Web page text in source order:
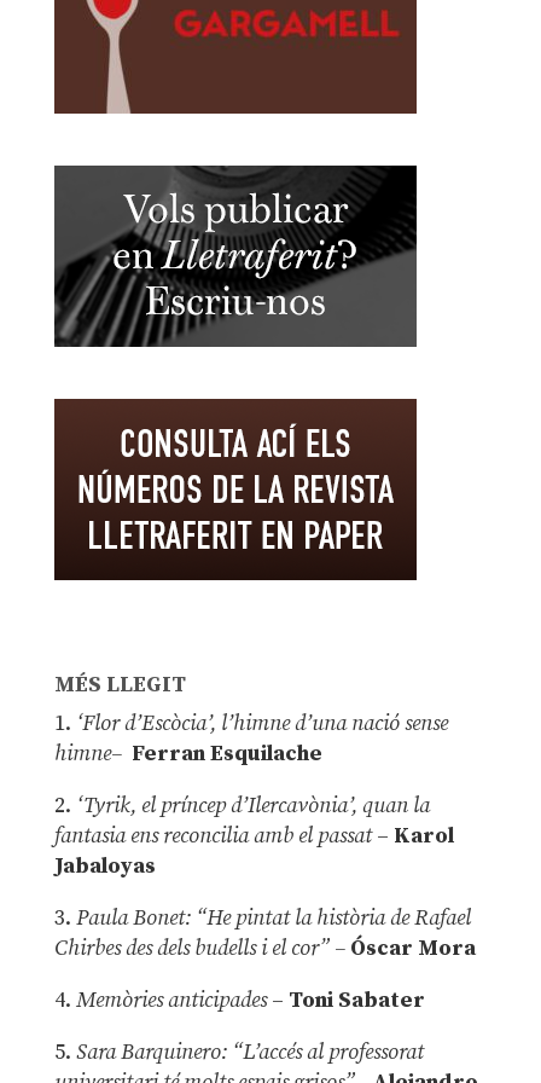
MÉS LLEGIT
1. ‘Flor d’Escòcia’, l’himne d’una nació sense
himne– Ferran Esquilache
2. ‘Tyrik, el príncep d’Ilercavònia’, quan la
fantasia ens reconcilia amb el passat– Karol
Jabaloyas
3. Paula Bonet: “He pintat la història de Rafael
Chirbes des dels budells i el cor” –Óscar Mora
4. Memòries anticipades– Toni Sabater
5. Sara Barquinero: “L’accés al professorat